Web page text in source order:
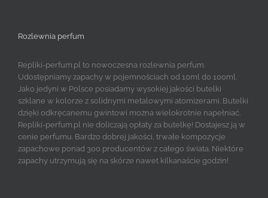
Rozlewnia perfum
Repliki-perfum.pl to nowoczesna rozlewnia perfum.
Udostępniamy zapachy w pojemnościach od 10ml do 100ml.
Jako jedyni w Polsce posiadamy wysokiej jakości butelki
szklane w kolorze z solidnymi metalowymi atomizerami. Butelki
dzięki odkręcanemu gwintowi można wielokrotnie napełniać.
Repliki-perfum.pl nie doliczają opłaty za butelkę! Dostajesz ją w
cenie perfumu. Bardzo dobrej jakości, trwałe kompozycje
zapachowe ponad 300 producentów z całego świata. Niektóre
zapachy utrzymują się na skórze nawet kilkanaście godzin!